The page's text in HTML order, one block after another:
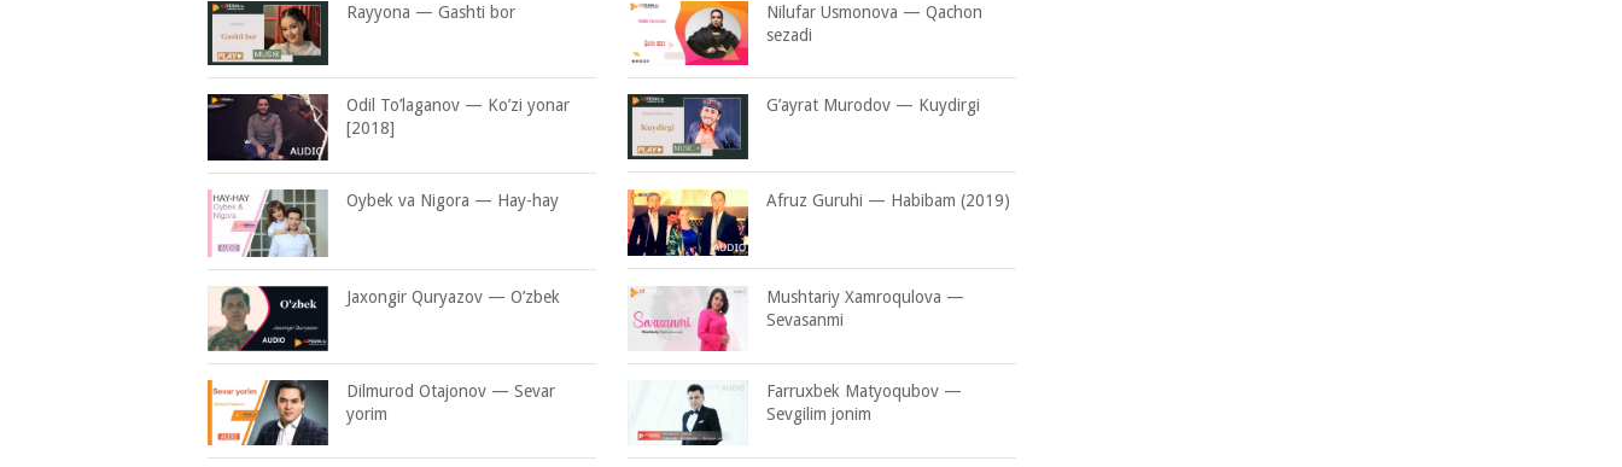
Rayyona — Gashti bor
Nilufar Usmonova — Qachon
sezadi
Odil To’laganov — Ko’zi yonar
[2018]
G’ayrat Murodov — Kuydirgi
Oybek va Nigora — Hay-hay Afruz Guruhi — Habibam (2019)
Jaxongir Quryazov — O’zbek
Mushtariy Xamroqulova —
Sevasanmi
Dilmurod Otajonov — Sevar
yorim
Farruxbek Matyoqubov —
Sevgilim jonim